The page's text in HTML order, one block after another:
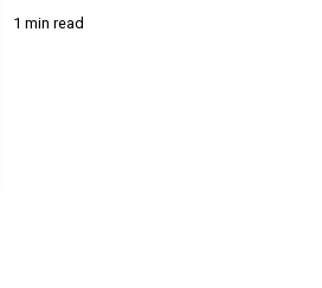
1 min read